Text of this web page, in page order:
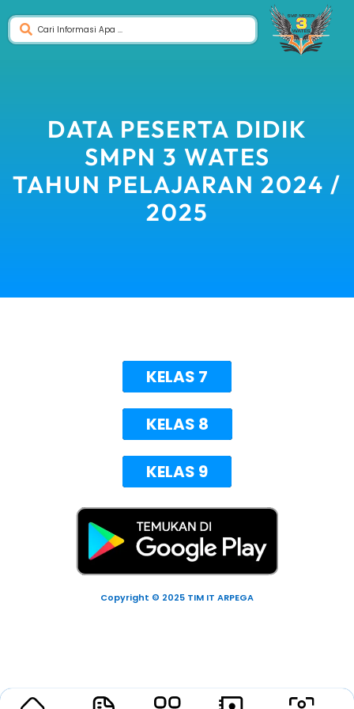
DATA PESERTA DIDIK
SMPN 3 WATES
TAHUN PELAJARAN 2024 /
2025
KELAS 7
KELAS 8
KELAS 9
Copyright © 2025 TIM IT ARPEGA